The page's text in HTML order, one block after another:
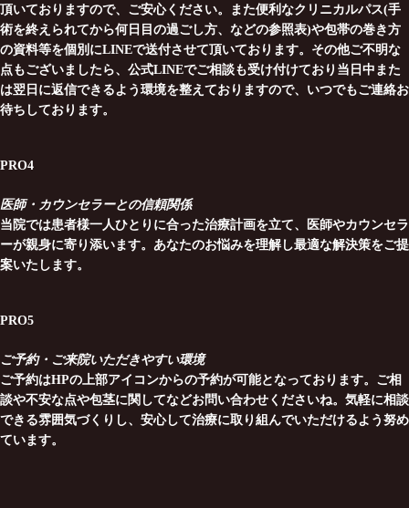
頂いておりますので、ご安心ください。また便利なクリニカルパス(手
術を終えられてから何日目の過ごし方、などの参照表)や包帯の巻き方
の資料等を個別にLINEで送付させて頂いております。その他ご不明な
点もございましたら、公式LINEでご相談も受け付けており当日中また
は翌日に返信できるよう環境を整えておりますので、いつでもご連絡お
待ちしております。
PRO4
医師・カウンセラーとの信頼関係
当院では患者様一人ひとりに合った治療計画を立て、医師やカウンセラ
ーが親身に寄り添います。あなたのお悩みを理解し最適な解決策をご提
案いたします。
PRO5
ご予約・ご来院いただきやすい環境
ご予約はHPの上部アイコンからの予約が可能となっております。ご相
談や不安な点や包茎に関してなどお問い合わせくださいね。気軽に相談
できる雰囲気づくりし、安心して治療に取り組んでいただけるよう努め
ています。